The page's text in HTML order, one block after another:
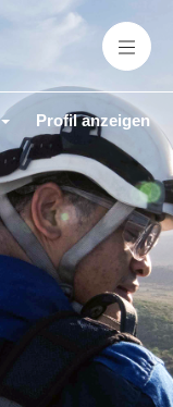
Profil anzeigen